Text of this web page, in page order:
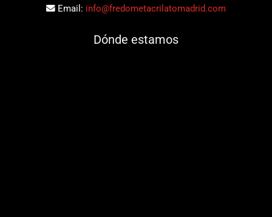
Email: info@fredometacrilatomadrid.com
Dónde estamos